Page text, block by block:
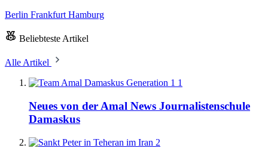
Berlin Frankfurt Hamburg
Beliebteste Artikel
Alle Artikel
1
Neues von der Amal News Journalistenschule
Damaskus
2